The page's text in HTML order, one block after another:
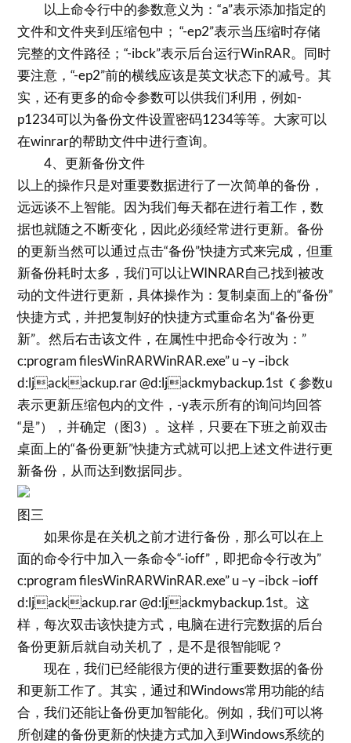
以上命令行中的参数意义为：“a”表示添加指定的
文件和文件夹到压缩包中； “-ep2”表示当压缩时存储
完整的文件路径；“-ibck”表示后台运行WinRAR。同时
要注意，“-ep2”前的横线应该是英文状态下的减号。其
实，还有更多的命令参数可以供我们利用，例如-
p1234可以为备份文件设置密码1234等等。大家可以
在winrar的帮助文件中进行查询。
4、更新备份文件
以上的操作只是对重要数据进行了一次简单的备份，
远远谈不上智能。因为我们每天都在进行着工作，数
据也就随之不断变化，因此必须经常进行更新。备份
的更新当然可以通过点击“备份”快捷方式来完成，但重
新备份耗时太多，我们可以让WINRAR自己找到被改
动的文件进行更新，具体操作为：复制桌面上的“备份”
快捷方式，并把复制好的快捷方式重命名为“备份更
新”。然后右击该文件，在属性中把命令行改为：”
c:program filesWinRARWinRAR.exe” u –y –ibck
d:ljackackup.rar @d:ljackmybackup.1st （参数u
表示更新压缩包内的文件，-y表示所有的询问均回答
“是”），并确定（图3）。这样，只要在下班之前双击
桌面上的“备份更新”快捷方式就可以把上述文件进行更
新备份，从而达到数据同步。
图三
如果你是在关机之前才进行备份，那么可以在上
面的命令行中加入一条命令“-ioff”，即把命令行改为”
c:program filesWinRARWinRAR.exe” u –y –ibck –ioff
d:ljackackup.rar @d:ljackmybackup.1st。这
样，每次双击该快捷方式，电脑在进行完数据的后台
备份更新后就自动关机了，是不是很智能呢？
现在，我们已经能很方便的进行重要数据的备份
和更新工作了。其实，通过和Windows常用功能的结
合，我们还能让备份更加智能化。例如，我们可以将
所创建的备份更新的快捷方式加入到Windows系统的